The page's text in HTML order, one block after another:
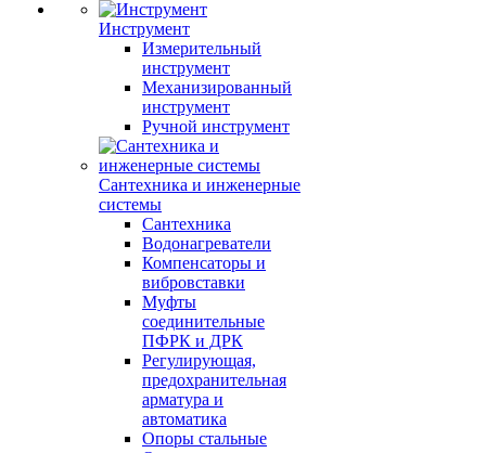
Инструмент
Измерительный
инструмент
Механизированный
инструмент
Ручной инструмент
Сантехника и инженерные
системы
Сантехника
Водонагреватели
Компенсаторы и
вибровставки
Муфты
соединительные
ПФРК и ДРК
Регулирующая,
предохранительная
арматура и
автоматика
Опоры стальные